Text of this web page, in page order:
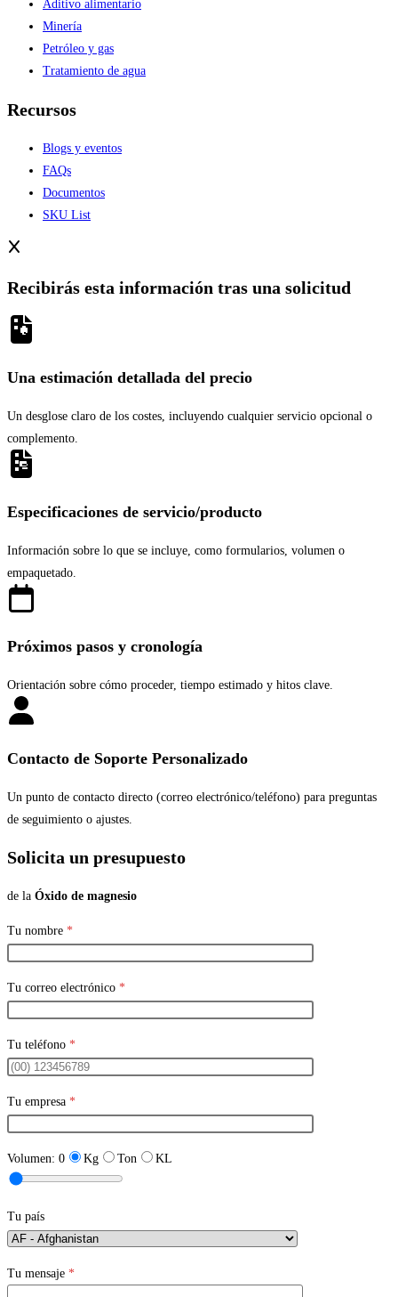
Aditivo alimentario
Minería
Petróleo y gas
Tratamiento de agua
Recursos
Blogs y eventos
FAQs
Documentos
SKU List
Recibirás esta información tras una solicitud
Una estimación detallada del precio
Un desglose claro de los costes, incluyendo cualquier servicio opcional o
complemento.
Especificaciones de servicio/producto
Información sobre lo que se incluye, como formularios, volumen o
empaquetado.
Próximos pasos y cronología
Orientación sobre cómo proceder, tiempo estimado y hitos clave.
Contacto de Soporte Personalizado
Un punto de contacto directo (correo electrónico/teléfono) para preguntas
de seguimiento o ajustes.
Solicita un presupuesto
de la Óxido de magnesio
Tu nombre *
Tu correo electrónico *
Tu teléfono *
Tu empresa *
Volumen: 0 Kg Ton KL
Tu país
Tu mensaje *